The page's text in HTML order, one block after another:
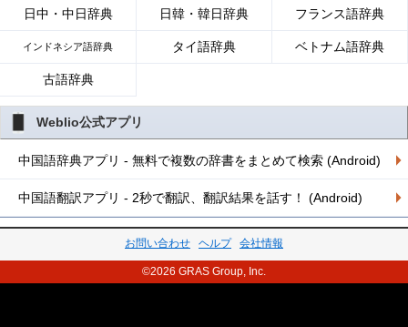
日中・中日辞典 日韓・韓日辞典 フランス語辞典
インドネシア語辞典 タイ語辞典 ベトナム語辞典
古語辞典
Weblio公式アプリ
中国語辞典アプリ - 無料で複数の辞書をまとめて検索 (Android)
中国語翻訳アプリ - 2秒で翻訳、翻訳結果を話す！ (Android)
お問い合わせ ヘルプ 会社情報
©2026 GRAS Group, Inc.